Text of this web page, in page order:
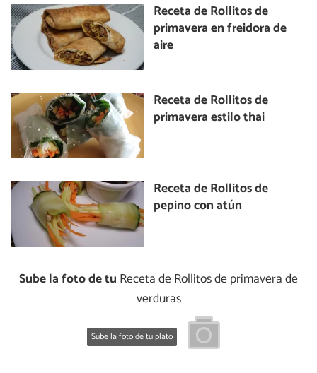
Receta de Rollitos de
primavera en freidora de
aire
Receta de Rollitos de
primavera estilo thai
Receta de Rollitos de
pepino con atún
Sube la foto de tu Receta de Rollitos de primavera de
verduras
Sube la foto de tu plato